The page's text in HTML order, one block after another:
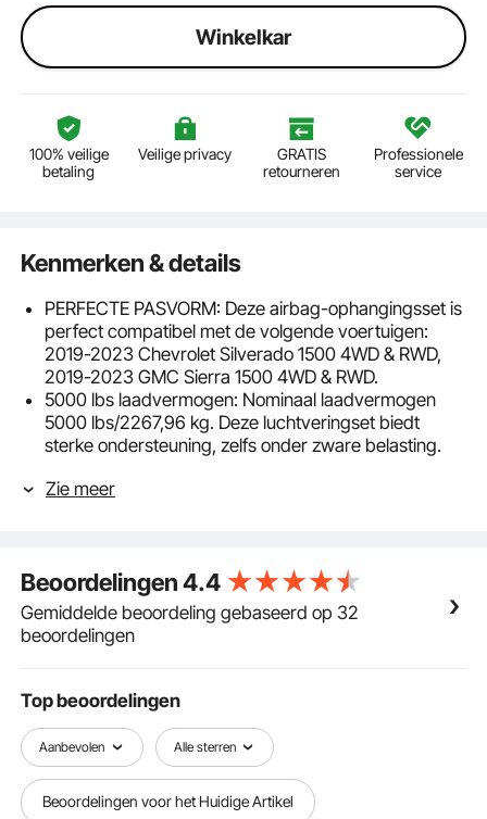
Winkelkar
100% veilige
betaling
Veilige privacy
GRATIS
retourneren
Professionele
service
Kenmerken & details
PERFECTE PASVORM: Deze airbag-ophangingsset is
perfect compatibel met de volgende voertuigen:
2019-2023 Chevrolet Silverado 1500 4WD & RWD,
2019-2023 GMC Sierra 1500 4WD & RWD.
5000 lbs laadvermogen: Nominaal laadvermogen
5000 lbs/2267,96 kg. Deze luchtveringset biedt
sterke ondersteuning, zelfs onder zware belasting.
voertuig, minimaliseert wrijving, verzacht het contact
rijvoorkeuren.
Lekvrije afdichting: onze luchtveringsset is
betrouwbaar luchtdicht en voorkomt gaslekken en
instabiliteit van het voertuig. Voorzien van
luchtsproeiers, natuurrubber NR-luchtkussens voor
stabiele druk en een duurzame nylon luchtslang met
Schrader-ventiel ter bescherming tegen stof en
water.
Soepele rit en schokabsorptie: deze airbagset
maximaliseert het laadvermogen, de stabiliteit, de
Zie meer
Beoordelingen4.4
Gemiddelde beoordeling gebaseerd op 32
beoordelingen
Top beoordelingen
Aanbevolen Alle sterren
Beoordelingen voor het Huidige Artikel